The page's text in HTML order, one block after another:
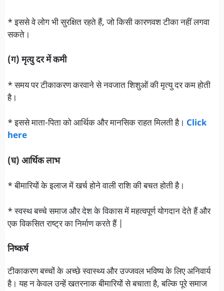
* इससे वे लोग भी सुरक्षित रहते हैं, जो किसी कारणवश टीका नहीं लगवा
सकते।
(ग) मृत्यु दर में कमी
* समय पर टीकाकरण करवाने से नवजात शिशुओं की मृत्यु दर कम होती
है।
* इससे माता-पिता को आर्थिक और मानसिक राहत मिलती है। Click
here
(घ) आर्थिक लाभ
* बीमारियों के इलाज में खर्च होने वाली राशि की बचत होती है।
* स्वस्थ बच्चे समाज और देश के विकास में महत्वपूर्ण योगदान देते हैं और
एक विकसित राष्ट्र का निर्माण करते हैं |
निष्कर्ष
टीकाकरण बच्चों के अच्छे स्वास्थ्य और उज्जवल भविष्य के लिए अनिवार्य
है। यह न केवल उन्हें खतरनाक बीमारियों से बचाता है, बल्कि पूरे समाज